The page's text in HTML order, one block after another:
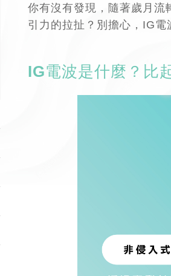
你有沒有發現，隨著歲月流
引力的拉扯？別擔心，IG
IG電波是什麼？比